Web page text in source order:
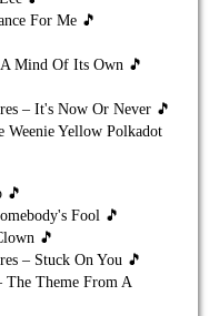
For Me 🎵
Mind Of Its Own 🎵
– It's Now Or Never 🎵
Weenie Yellow Polkadot
🎵
Fool 🎵
🎵
– Stuck On You 🎵
The Theme From A